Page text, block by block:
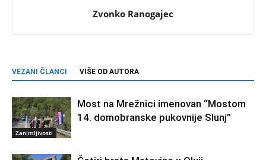
Zvonko Ranogajec
VEZANI ČLANCI VIŠE OD AUTORA
Zanimljivosti
Most na Mrežnici imenovan “Mostom
14. domobranske pukovnije Slunj”